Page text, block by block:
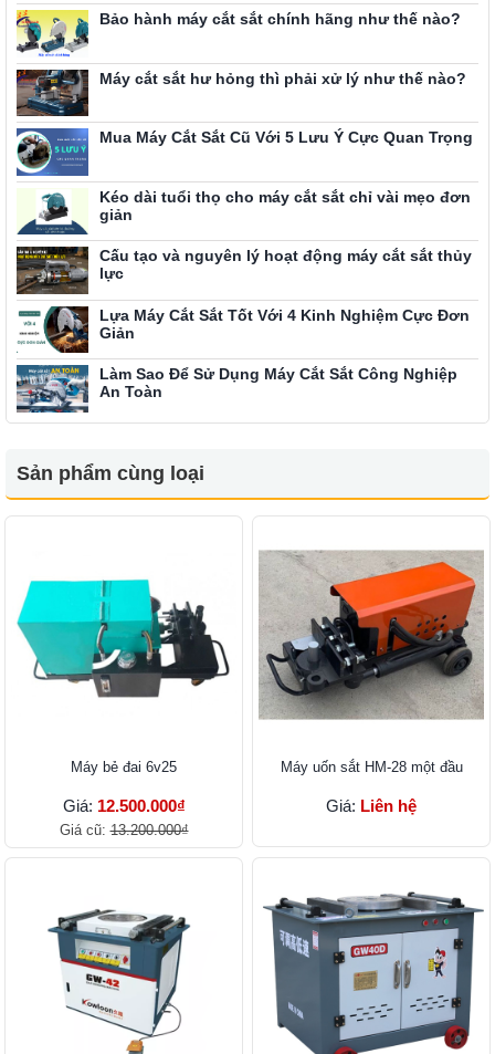
Bảo hành máy cắt sắt chính hãng như thế nào?
Máy cắt sắt hư hỏng thì phải xử lý như thế nào?
Mua Máy Cắt Sắt Cũ Với 5 Lưu Ý Cực Quan Trọng
Kéo dài tuổi thọ cho máy cắt sắt chỉ vài mẹo đơn
giản
Cấu tạo và nguyên lý hoạt động máy cắt sắt thủy
lực
Lựa Máy Cắt Sắt Tốt Với 4 Kinh Nghiệm Cực Đơn
Giản
Làm Sao Để Sử Dụng Máy Cắt Sắt Công Nghiệp
An Toàn
Sản phẩm cùng loại
Máy bẻ đai 6v25
Giá: 12.500.000₫
Giá cũ:13.200.000₫
Máy uốn sắt HM-28 một đầu
Giá: Liên hệ